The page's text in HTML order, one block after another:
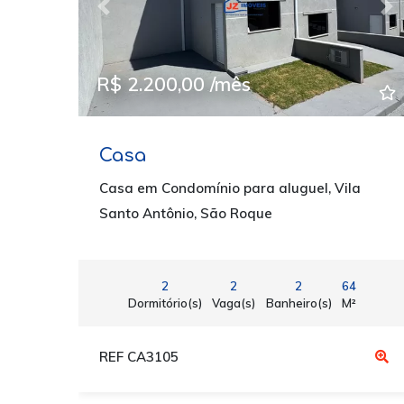
Previous
R$ 2.200,00 /mês
Casa
Casa em Condomínio para aluguel, Vila
Santo Antônio, São Roque
2
Dormitório(s)
2
Vaga(s)
2
Banheiro(s)
64
M²
REF CA3105